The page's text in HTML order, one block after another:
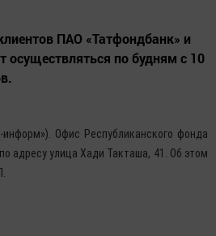
ПАО «Татфондбанк» и
осуществляться по будням с 10
информ»). Офис Республиканского фонда
адресу улица Хади Такташа, 41. Об этом